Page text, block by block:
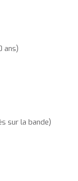
ans)
sur la bande)